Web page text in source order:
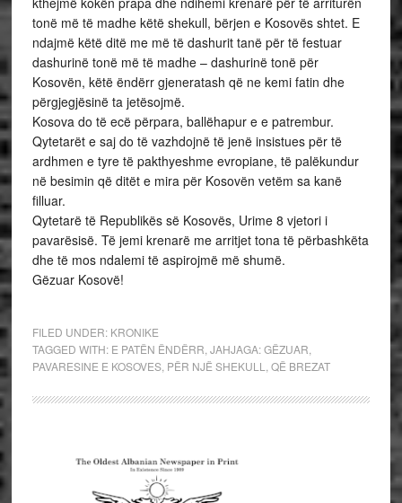
tonë më të madhe këtë shekull, bërjen e Kosovës shtet. E
ndajmë këtë ditë me më të dashurit tanë për të festuar
dashurinë tonë më të madhe – dashurinë tonë për
Kosovën, këtë ëndërr gjeneratash që ne kemi fatin dhe
përgjegjësinë ta jetësojmë.
Kosova do të ecë përpara, ballëhapur e e patrembur.
Qytetarët e saj do të vazhdojnë të jenë insistues për të
ardhmen e tyre të pakthyeshme evropiane, të palëkundur
në besimin që ditët e mira për Kosovën vetëm sa kanë
filluar.
Qytetarë të Republikës së Kosovës, Urime 8 vjetori i
pavarësisë. Të jemi krenarë me arritjet tona të përbashkëta
dhe të mos ndalemi të aspirojmë më shumë.
Gëzuar Kosovë!
FILED UNDER: KRONIKE
TAGGED WITH: E PATËN ËNDËRR JAHJAGA: GËZUAR
PAVARESINE E KOSOVES, PËR NJË SHEKULL QË BREZAT